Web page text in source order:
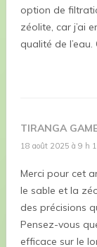
option de
zéolite, car j’ai
qualité de
TIRANGA
18 août 2025 à 9 h
Merci pour cet
le sable et la
des précisions
Pensez-vous
efficace sur le